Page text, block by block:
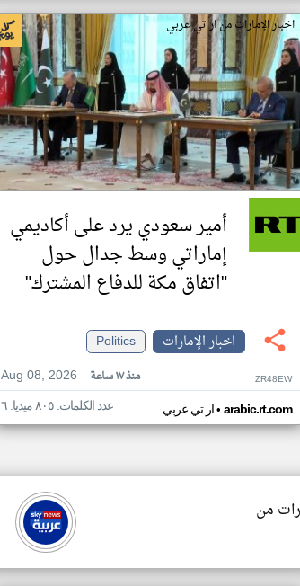
اخبار الإمارات من ار تي عربي
أمير سعودي يرد على أكاديمي
إماراتي وسط جدال حول
"اتفاق مكة للدفاع المشترك"
اخبار الإمارات
Politics
Aug 08, 2026
منذ ١٧ ساعة ZR48EW
ار تي عربي• arabic.rt.com عدد الكلمات: ٨٠٥ ميديا: ٦
من